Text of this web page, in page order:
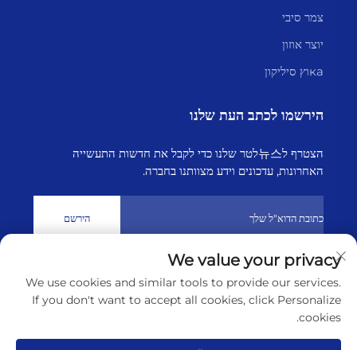
צמר סיבי
יוצר אוזון
каוץ סיליקון
הירשמו לכתב העת שלנו
הצטרף ל뉴스לטר שלנו כדי לקבל את חדשות התעשייה
האחרונות, עדכונים וידע מצוותנו בחברה.
הירשם
זכויות יוצרים © 2025 על ידי ליאניונגאנג הייבורן טכנולוגיה בעמ
מדיניות
הפרטיות
We value your privacy
We use cookies and similar tools to provide our services.
If you don't want to accept all cookies, click Personalize
cookies.